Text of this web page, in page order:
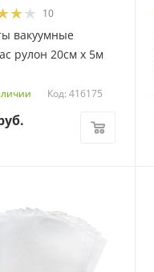
10
вакуумные
рулон 20см х 5м
Код: 416175